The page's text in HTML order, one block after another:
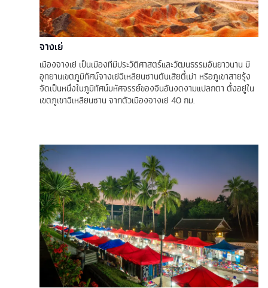
จางเย่
เมืองจางเย่ เป็นเมืองที่มีประวัติศาสตร์และวัฒนธรรมอันยาวนาน มี
อุทยานเขตภูมิทัศน์จางเย่ฉีเหลียนซานตันเสียตี้เม่า หรือภูเขาสายรุ้ง
จัดเป็นหนึ่งในภูมิทัศน์มหัศจรรย์ของจีนอันงดงามแปลกตา ตั้งอยู่ใน
เขตภูเขาฉีเหลียนซาน จากตัวเมืองจางเย่ 40 กม.